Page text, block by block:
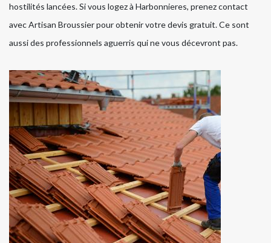
hostilités lancées. Si vous logez à Harbonnieres, prenez contact
avec Artisan Broussier pour obtenir votre devis gratuit. Ce sont
aussi des professionnels aguerris qui ne vous décevront pas.